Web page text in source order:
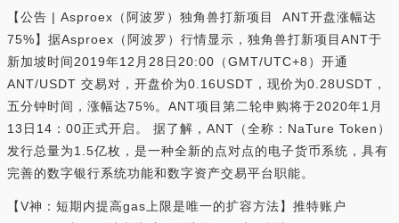
【公告 | Asproex（阿波罗）独角兽打新项目 ANT开盘涨幅达
75%】据Asproex（阿波罗）行情显示，独角兽打新项目ANT于
新加坡时间2019年12月28日20:00（GMT/UTC+8）开通
ANT/USDT 交易对，开盘价为0.16USDT，现价为0.28USDT，
五分钟时间，涨幅达75%。ANT项目第二轮申购将于2020年1月
13日14：00正式开启。 据了解，ANT（全称：NaTure Token）
发行总量为1.5亿枚，是一种全新的点对点的电子货币系统，具有
完善的数字银行系统功能和数字资产交易平台职能。
【V神：短期内提高gas上限是唯一的扩容方法】推特账户